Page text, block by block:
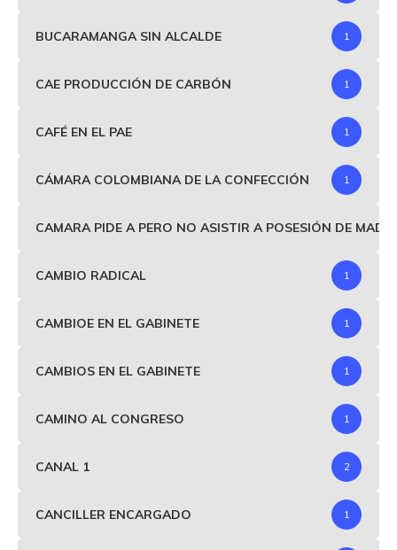
BUCARAMANGA SIN ALCALDE 1
CAE PRODUCCIÓN DE CARBÓN 1
CAFÉ EN EL PAE 1
CÁMARA COLOMBIANA DE LA CONFECCIÓN 1
CAMARA PIDE A PERO NO ASISTIR A POSESIÓN DE
CAMBIO RADICAL 1
CAMBIOE EN EL GABINETE 1
CAMBIOS EN EL GABINETE 1
CAMINO AL CONGRESO 1
CANAL 1 2
CANCILLER ENCARGADO 1